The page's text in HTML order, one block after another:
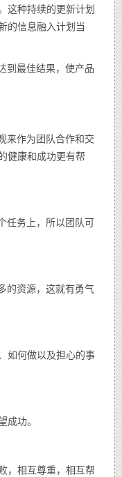
这种持续的更新计划
的信息融入计划当
到最佳结果，使产品
来作为团队合作和交
健康和成功更有帮
任务上，所以团队可
的资源，这就有勇气
如何做以及担心的事
功。
，相互尊重，相互帮